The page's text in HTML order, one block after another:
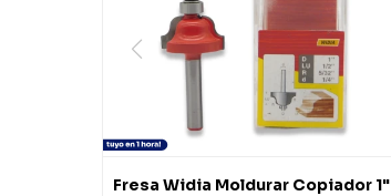
Fresa Widia Moldurar Copiador 1"